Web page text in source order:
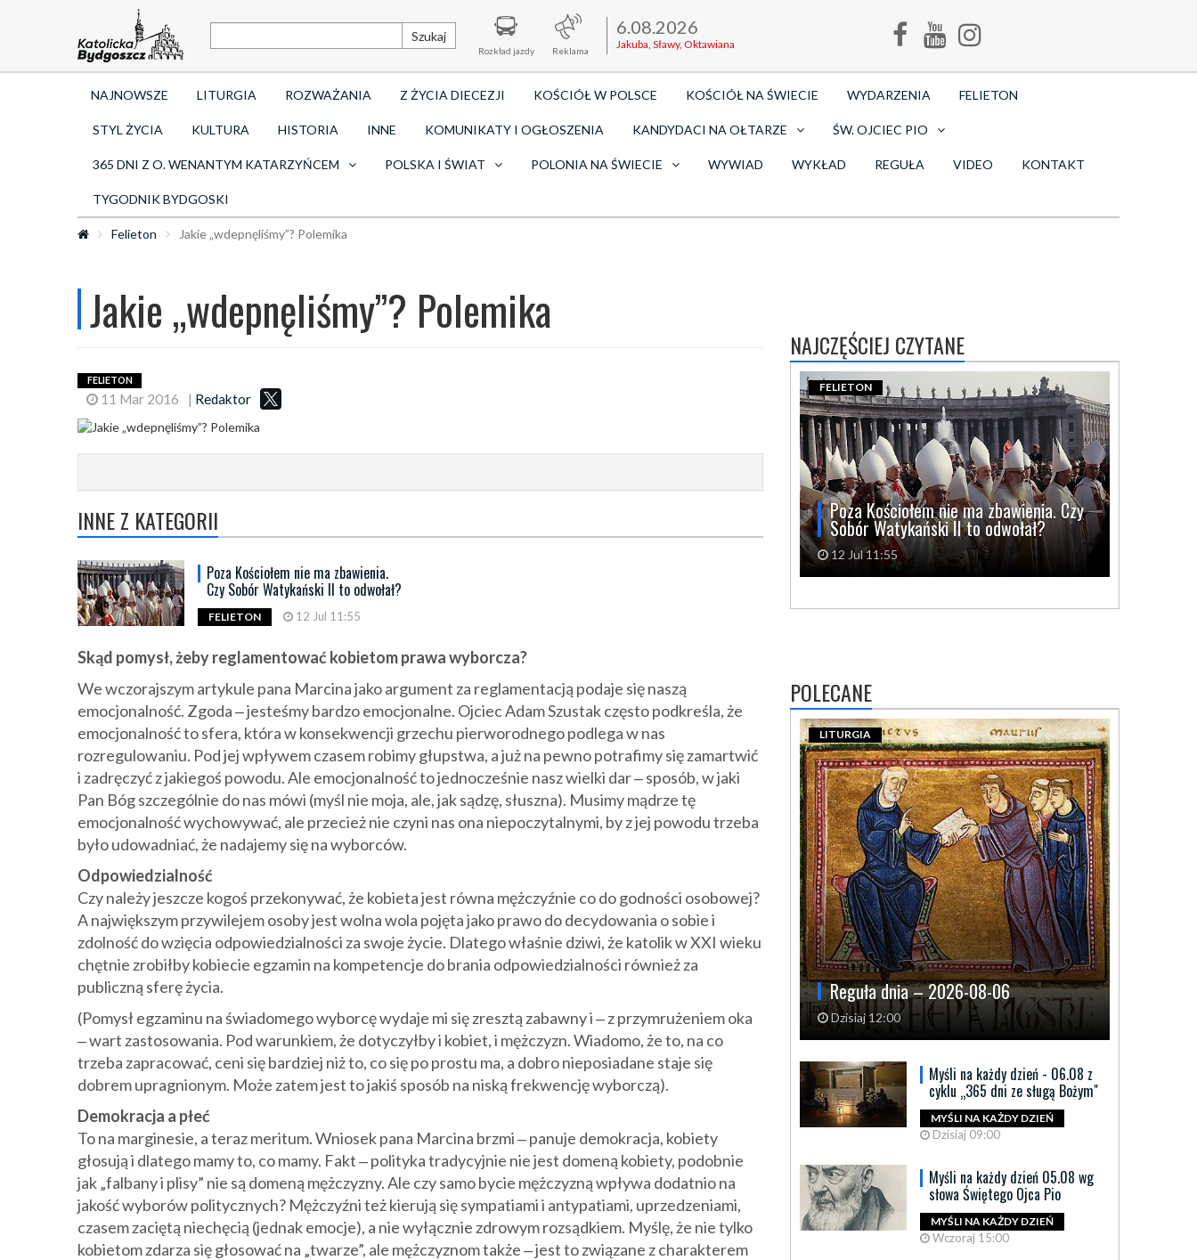
Szukaj
Rozkład jazdy Reklama
6.08.2026
Jakuba, Sławy, Oktawiana
NAJNOWSZE LITURGIA ROZWAŻANIA Z ŻYCIA DIECEZJI KOŚCIÓŁ W POLSCE KOŚCIÓŁ NA ŚWIECIE WYDARZENIA FELIETON
STYL ŻYCIA KULTURA HISTORIA INNE KOMUNIKATY I OGŁOSZENIA KANDYDACI NA OŁTARZE ŚW. OJCIEC PIO
365 DNI Z O. WENANTYM KATARZYŃCEM POLSKA I ŚWIAT POLONIA NA ŚWIECIE WYWIAD WYKŁAD REGUŁA VIDEO KONTAKT
TYGODNIK BYDGOSKI
Felieton Jakie „wdepnęliśmy”? Polemika
Jakie „wdepnęliśmy”? Polemika
FELIETON
11 Mar 2016 | Redaktor
INNE Z KATEGORII
Poza Kościołem nie ma zbawienia.
Czy Sobór Watykański II to odwołał?
FELIETON 12 Jul 11:55
Skąd pomysł, żeby reglamentować kobietom prawa wyborcza?
We wczorajszym artykule pana Marcina jako argument za reglamentacją podaje się naszą
emocjonalność. Zgoda ‒ jesteśmy bardzo emocjonalne. Ojciec Adam Szustak często podkreśla, że
emocjonalność to sfera, która w konsekwencji grzechu pierworodnego podlega w nas
rozregulowaniu. Pod jej wpływem czasem robimy głupstwa, a już na pewno potrafimy się zamartwić
i zadręczyć z jakiegoś powodu. Ale emocjonalność to jednocześnie nasz wielki dar ‒ sposób, w jaki
Pan Bóg szczególnie do nas mówi (myśl nie moja, ale, jak sądzę, słuszna). Musimy mądrze tę
emocjonalność wychowywać, ale przecież nie czyni nas ona niepoczytalnymi, by z jej powodu trzeba
było udowadniać, że nadajemy się na wyborców.
Odpowiedzialność
Czy należy jeszcze kogoś przekonywać, że kobieta jest równa mężczyźnie co do godności osobowej?
A największym przywilejem osoby jest wolna wola pojęta jako prawo do decydowania o sobie i
zdolność do wzięcia odpowiedzialności za swoje życie. Dlatego właśnie dziwi, że katolik w XXI wieku
chętnie zrobiłby kobiecie egzamin na kompetencje do brania odpowiedzialności również za
publiczną sferę życia.
(Pomysł egzaminu na świadomego wyborcę wydaje mi się zresztą zabawny i ‒ z przymrużeniem oka
‒ wart zastosowania. Pod warunkiem, że dotyczyłby i kobiet, i mężczyzn. Wiadomo, że to, na co
trzeba zapracować, ceni się bardziej niż to, co się po prostu ma, a dobro nieposiadane staje się
dobrem upragnionym. Może zatem jest to jakiś sposób na niską frekwencję wyborczą).
Demokracja a płeć
To na marginesie, a teraz meritum. Wniosek pana Marcina brzmi ‒ panuje demokracja, kobiety
głosują i dlatego mamy to, co mamy. Fakt ‒ polityka tradycyjnie nie jest domeną kobiety, podobnie
jak „falbany i plisy” nie są domeną mężczyzny. Ale czy samo bycie mężczyzną wpływa dodatnio na
jakość wyborów politycznych? Mężczyźni też kierują się sympatiami i antypatiami, uprzedzeniami,
czasem zaciętą niechęcią (jednak emocje), a nie wyłącznie zdrowym rozsądkiem. Myślę, że nie tylko
kobietom zdarza się głosować na „twarze”, ale mężczyznom także ‒ jest to związane z charakterem
NAJCZĘŚCIEJ CZYTANE
Poza Kościołem nie ma zbawienia. Czy
Sobór Watykański II to odwołał?
12 Jul 11:55
FELIETON
POLECANE
Reguła dnia – 2026-08-06
Dzisiaj 12:00
LITURGIA
Myśli na każdy dzień - 06.08 z
cyklu „365 dni ze sługą Bożym"
MYŚLI NA KAŻDY DZIEŃ
Dzisiaj 09:00
Myśli na każdy dzień 05.08 wg
słowa Świętego Ojca Pio
MYŚLI NA KAŻDY DZIEŃ
Wczoraj 15:00